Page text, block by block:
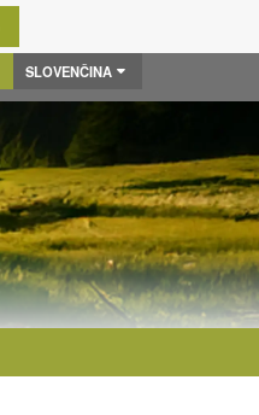
SLOVENČINA